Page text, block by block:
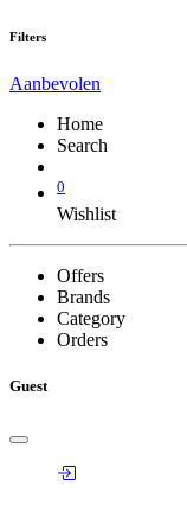
Filters
Aanbevolen
Home
Search
0
Wishlist
Offers
Brands
Category
Orders
Guest